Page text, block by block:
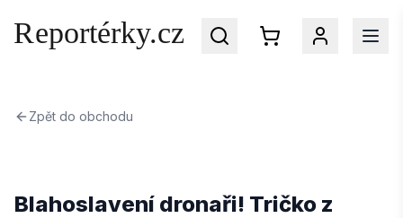
Zpět do obchodu
Blahoslavení dronaři! Tričko z